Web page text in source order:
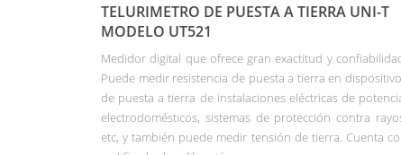
TELURIMETRO DE PUESTA A TIERRA UNI-T
MODELO UT521
Medidor digital que ofrece gran exactitud y
Puede medir resistencia de puesta a tierra en
de puesta a tierra de instalaciones eléctricas de
electrodomésticos, sistemas de protección contra
etc, y también puede medir tensión de tierra. Cuenta